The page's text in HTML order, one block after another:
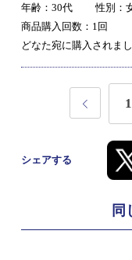
年齢：30代
性別：
商品購入回数：1回
どなた宛に購入されま
1
シェアする
同